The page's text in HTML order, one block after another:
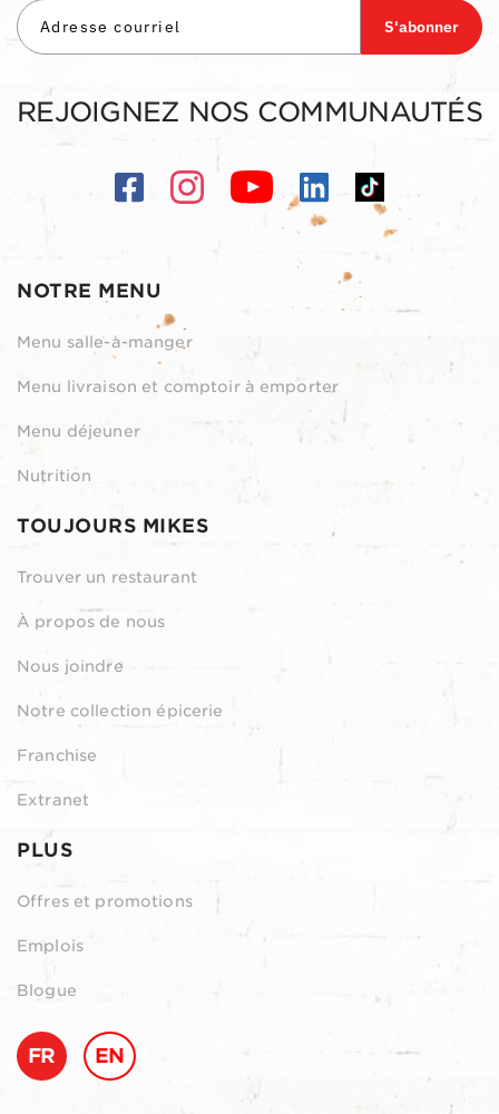
NOTRE MENU
Menu salle-à-manger
Menu livraison et comptoir à emporter
Menu déjeuner
Nutrition
TOUJOURS MIKES
Trouver un restaurant
À propos de nous
Nous joindre
Notre collection épicerie
Franchise
Extranet
PLUS
Offres et promotions
Emplois
Blogue
FR EN
S'abonner
REJOIGNEZ NOS COMMUNAUTÉS